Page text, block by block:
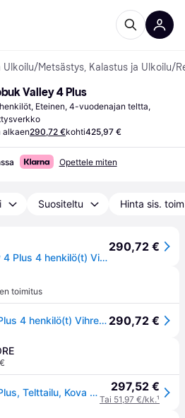
Ulkoilu/Metsästys, Kalastus ja Ulkoilu/
Valley 4 Plus
Eteinen, 4-vuodenajan teltta,
alkaen290,72 €kohti425,97 €
Opettele miten
Suositeltu Hinta sis.
Coleman Kobuk Valley 4 Plus 4 henkilö(t) Vihreä Kupoli-/igluteltta
290,72 €
toimitus
Coleman Kobuk Valley 4 Plus 4 henkilö(t) Vihreä Kupoli-/igluteltta 290,72 €
Coleman Kobuk Valley 4 Plus, Telttailu, Kova runko, Kupoli-/igluteltta, 4 henkilö(t), Maakangas, Vihreä 297,52 €
Tai 51,97 €/kk.¹